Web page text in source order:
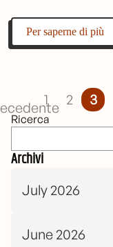
Ricerca
Archivi
July 2026
June 2026
Per saperne di più
1 2 3